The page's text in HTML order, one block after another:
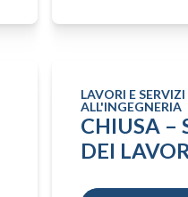
LAVORI E
ALL'INGEGNERIA
CHIUSA –
DEI